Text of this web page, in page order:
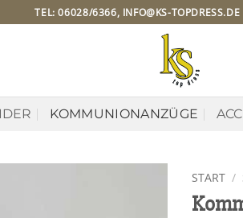
TEL: 06028/6366, INFO@KS-TOPDRESS.DE
KOMMUNIONANZÜGE
START /